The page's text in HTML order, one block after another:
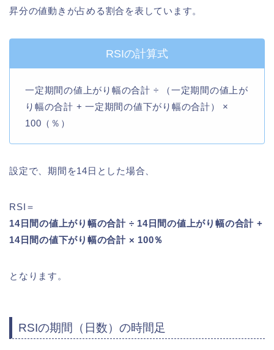
昇分の値動きが占める割合を表しています。
RSIの計算式
一定期間の値上がり幅の合計 ÷ （一定期間の値上が
り幅の合計 + 一定期間の値下がり幅の合計） ×
100（％）
設定で、期間を14日とした場合、
RSI＝
14日間の値上がり幅の合計 ÷ 14日間の値上がり幅の合計 +
14日間の値下がり幅の合計 × 100％
となります。
RSIの期間（日数）の時間足